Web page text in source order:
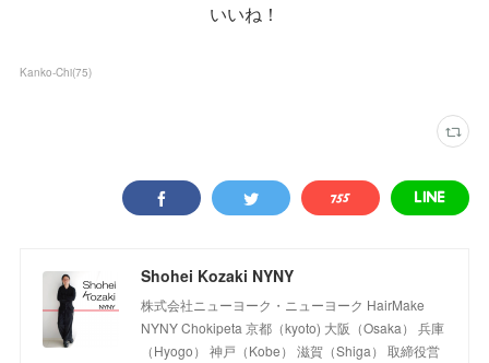
いいね！
Kanko-Chi(75)
Shohei Kozaki NYNY
株式会社ニューヨーク・ニューヨーク HairMake
NYNY Chokipeta 京都（kyoto) 大阪（Osaka） 兵庫
（Hyogo） 神戸（Kobe） 滋賀（Shiga） 取締役営